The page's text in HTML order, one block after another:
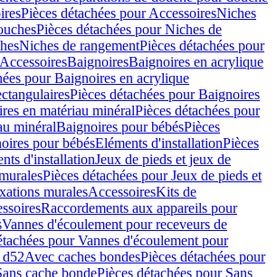
Pièces détachées pour AccessoiresNiches
Pièces détachées pour Niches de
Niches de rangementPièces détachées pour
AccessoiresBaignoiresBaignoires en acrylique
pour Baignoires en acrylique
Pièces détachées pour Baignoires
en matériau minéralPièces détachées pour
minéralBaignoires pour bébésPièces
pour bébésEléments d'installationPièces
d'installationJeux de pieds et jeux de
Pièces détachées pour Jeux de pieds et
muralesAccessoiresKits de
Raccordements aux appareils pour
Vannes d'écoulement pour receveurs de
pour Vannes d'écoulement pour
Avec caches bondesPièces détachées pour
cache bondePièces détachées pour Sans